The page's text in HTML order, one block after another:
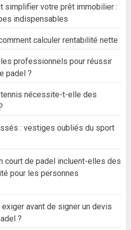
simplifier votre prêt immobilier :
indispensables
calculer rentabilité nette
professionnels pour réussir
padel ?
nécessite-t-elle des
: vestiges oubliés du sport
court de padel incluent-elles des
pour les personnes
avant de signer un devis
?